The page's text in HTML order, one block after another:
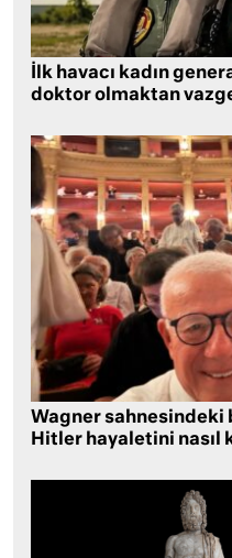
İlk havacı kadın
doktor olmaktan
Wagner sahnesindeki
Hitler hayaletini nasıl